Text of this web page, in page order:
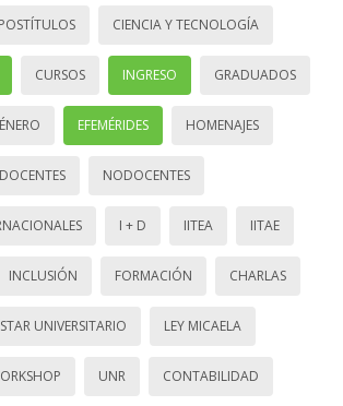
POSTÍTULOS CIENCIA Y TECNOLOGÍA
CURSOS INGRESO GRADUADOS
EFEMÉRIDES HOMENAJES
DOCENTES NODOCENTES
I + D IITEA IITAE
INCLUSIÓN FORMACIÓN CHARLAS
UNIVERSITARIO LEY MICAELA
UNR CONTABILIDAD